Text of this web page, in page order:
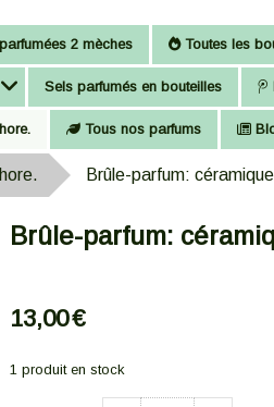
2 mèches Toutes les
Sels parfumés en bouteilles
Tous nos parfums
Brûle-parfum:
Brûle-parfum:
13,00€
1 produit en stock